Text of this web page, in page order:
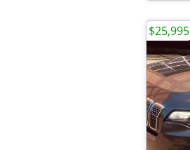
$25,995